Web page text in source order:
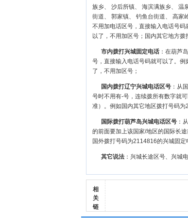
族乡、 沙后所镇、 海滨满族乡、 温
街道、 郭家镇、 钓鱼台街道、 高家
不用加电话区号，直接输入电话号
以了，不用加区号；国内其它地方
市内拨打兴城固定电话 ：在葫芦
号，直接输入电话号码就可以了。
了，不用加区号；
国内拨打辽宁兴城电话区号 ：从
号时不用有-号，连续拨所有数字就
准）。例如国内其它地区拨打号码
国际拨打葫芦岛兴城电话区号 ：
的前面要加上该国家/地区的国际长
国外拨打号码为2114816的兴城固
其它说法 ：兴城长途区号、兴城
相
关
链